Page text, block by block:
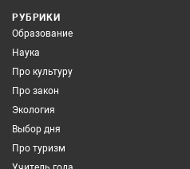
РУБРИКИ
Образование
Наука
Про культуру
Про закон
Экология
Выбор дня
Про туризм